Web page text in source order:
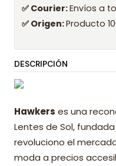
✅ Courier:Envíos a
✅ Origen:Producto
DESCRIPCIÓN
Hawkers es una
Lentes de Sol, fundada
revoluciono el
moda a precios